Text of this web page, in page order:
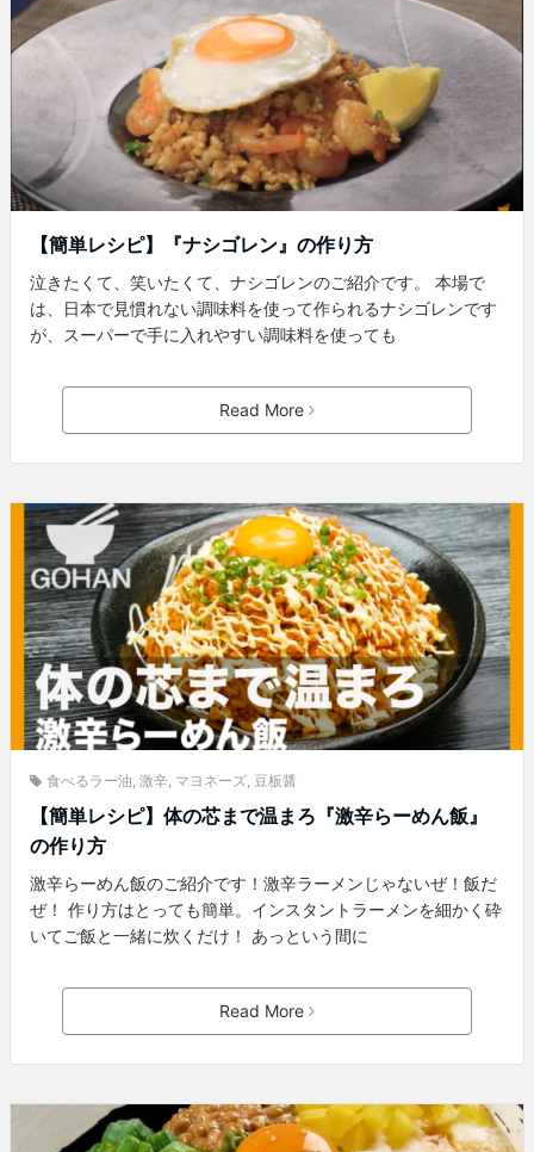
【簡単レシピ】『ナシゴレン』の作り方
泣きたくて、笑いたくて、ナシゴレンのご紹介です。 本場で
は、日本で見慣れない調味料を使って作られるナシゴレンです
が、スーパーで手に入れやすい調味料を使っても
Read More
食べるラー油 激辛 マヨネーズ 豆板醤
【簡単レシピ】体の芯まで温まろ『激辛らーめん飯』
の作り方
激辛らーめん飯のご紹介です！激辛ラーメンじゃないぜ！飯だ
ぜ！ 作り方はとっても簡単。インスタントラーメンを細かく砕
いてご飯と一緒に炊くだけ！ あっという間に
Read More